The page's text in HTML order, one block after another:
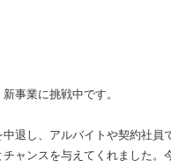
事業に挑戦中です。
退し、アルバイトや契約社
ャンスを与えてくれました